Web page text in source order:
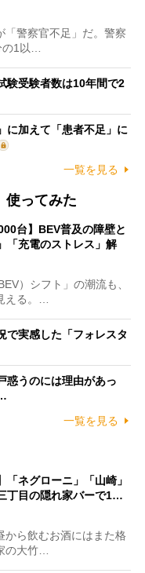
警察官不足」だ。警察
1以…
験受験者数は10年間で2
に加えて「患者不足」に
一覧を見る
使ってみた
台】BEV普及の障壁と
「充電のストレス」解
）シフト」の潮流も、
える。…
で実感した「フォレスタ
惑うのには理由があっ
一覧を見る
「ネグローニ」「山崎」
丁目の隠れ家バーで1…
ら飲むお酒にはまた格
の大竹…